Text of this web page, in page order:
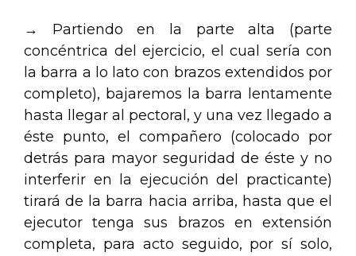
→ Partiendo en la parte alta (parte
concéntrica del ejercicio, el cual sería con
la barra a lo lato con brazos extendidos por
completo), bajaremos la barra lentamente
hasta llegar al pectoral, y una vez llegado a
éste punto, el compañero (colocado por
detrás para mayor seguridad de éste y no
interferir en la ejecución del practicante)
tirará de la barra hacia arriba, hasta que el
ejecutor tenga sus brazos en extensión
completa, para acto seguido, por sí solo,